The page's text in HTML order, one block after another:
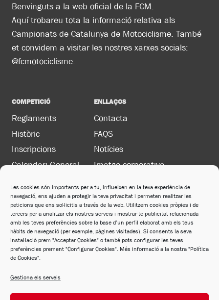
Les cookies són importants per a tu, influeixen en la teva experiència de
navegació, ens ajuden a protegir la teva privacitat i permeten realitzar les
peticions que ens sol·licitis a través de la web. Utilitzem cookies pròpies i de
tercers per a analitzar els nostres serveis i mostrar-te publicitat relacionada
amb les teves preferències sobre la base d’un perfil elaborat amb els teus
hàbits de navegació (per exemple, pàgines visitades). Si consents la seva
instal·lació prem "Acceptar Cookies" o també pots configurar les teves
preferències prement "Configurar Cookies". Més informació a la nostra "Política
de Cookies".
Gestiona els serveis
Benvinguts a la web oficial de la FCM.
Aquí trobareu tota la informació relativa als
Campionats de Catalunya de Motociclisme. També
et convidem a visitar les nostres xarxes socials:
@fcmotociclisme.
COMPETICIÓ
Reglaments
Històric
Inscripcions
Calendari General
ENLLAÇOS
Contacta
FAQS
Notícies
Imatge corporativa
LEGAL
Política de privacitat
Política de cookies
Avís legal
Política de xarxes socials